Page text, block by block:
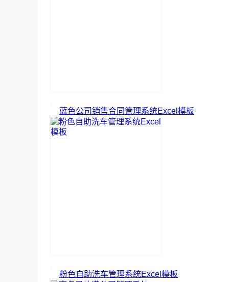
蓝色公司销售合同管理系统Excel模板
粉色自助洗车管理系统Excel模板